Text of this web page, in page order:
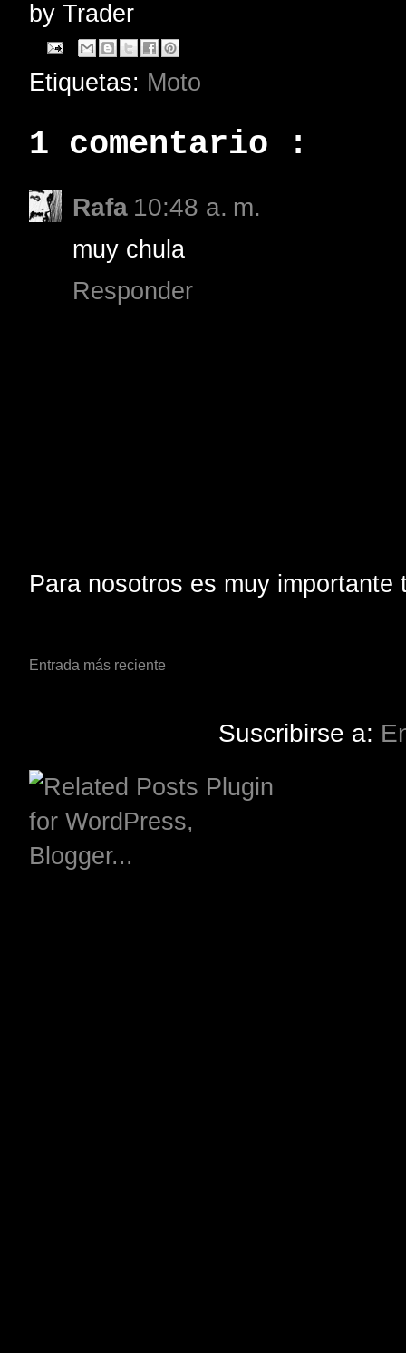
by Trader
Etiquetas: Moto
1 comentario :
Rafa 10:48 a. m.
muy chula
Responder
Para nosotros es muy
Entrada más reciente
Suscribirse a: